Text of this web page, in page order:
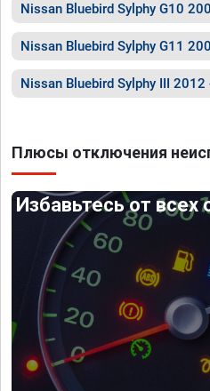
Nissan Bluebird Sylphy G10
Nissan Bluebird Sylphy G11
Nissan Bluebird Sylphy III
Плюсы отключения
Избавьтесь от всех